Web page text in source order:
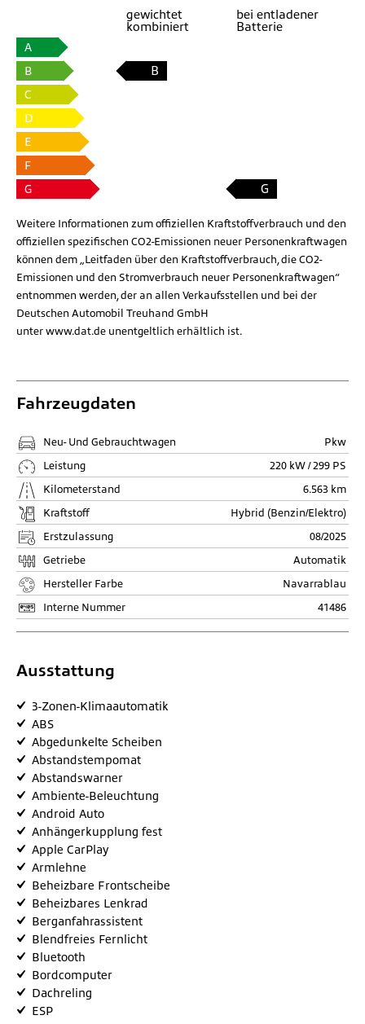
gewichtet
kombiniert
bei entladener
Batterie
A
B
B
C
D
E
F
G
G
Weitere Informationen zum offiziellen Kraftstoffverbrauch und den
offiziellen spezifischen CO2-Emissionen neuer Personenkraftwagen
können dem „Leitfaden über den Kraftstoffverbrauch, die CO2-
Emissionen und den Stromverbrauch neuer Personenkraftwagen“
entnommen werden, der an allen Verkaufsstellen und bei der
Deutschen Automobil Treuhand GmbH
unter www.dat.de unentgeltlich erhältlich ist.
Fahrzeugdaten
Neu- Und Gebrauchtwagen
Pkw
Leistung
220 kW / 299 PS
Kilometerstand
6.563 km
Kraftstoff
Hybrid (Benzin/Elektro)
Erstzulassung
08/2025
Getriebe
Automatik
Hersteller Farbe
Navarrablau
Interne Nummer
41486
Ausstattung
3-Zonen-Klimaautomatik
ABS
Abgedunkelte Scheiben
Abstandstempomat
Abstandswarner
Ambiente-Beleuchtung
Android Auto
Anhängerkupplung fest
Apple CarPlay
Armlehne
Beheizbare Frontscheibe
Beheizbares Lenkrad
Berganfahrassistent
Blendfreies Fernlicht
Bluetooth
Bordcomputer
Dachreling
ESP